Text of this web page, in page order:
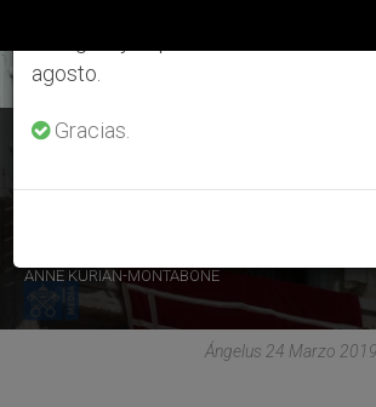
ÚLTIMAS NOTICIAS
Día de los mártires misioneros: El Papa
ANNE KURIAN-MONTABONE
Ángelus 24 Marzo
agosto.
Gracias.